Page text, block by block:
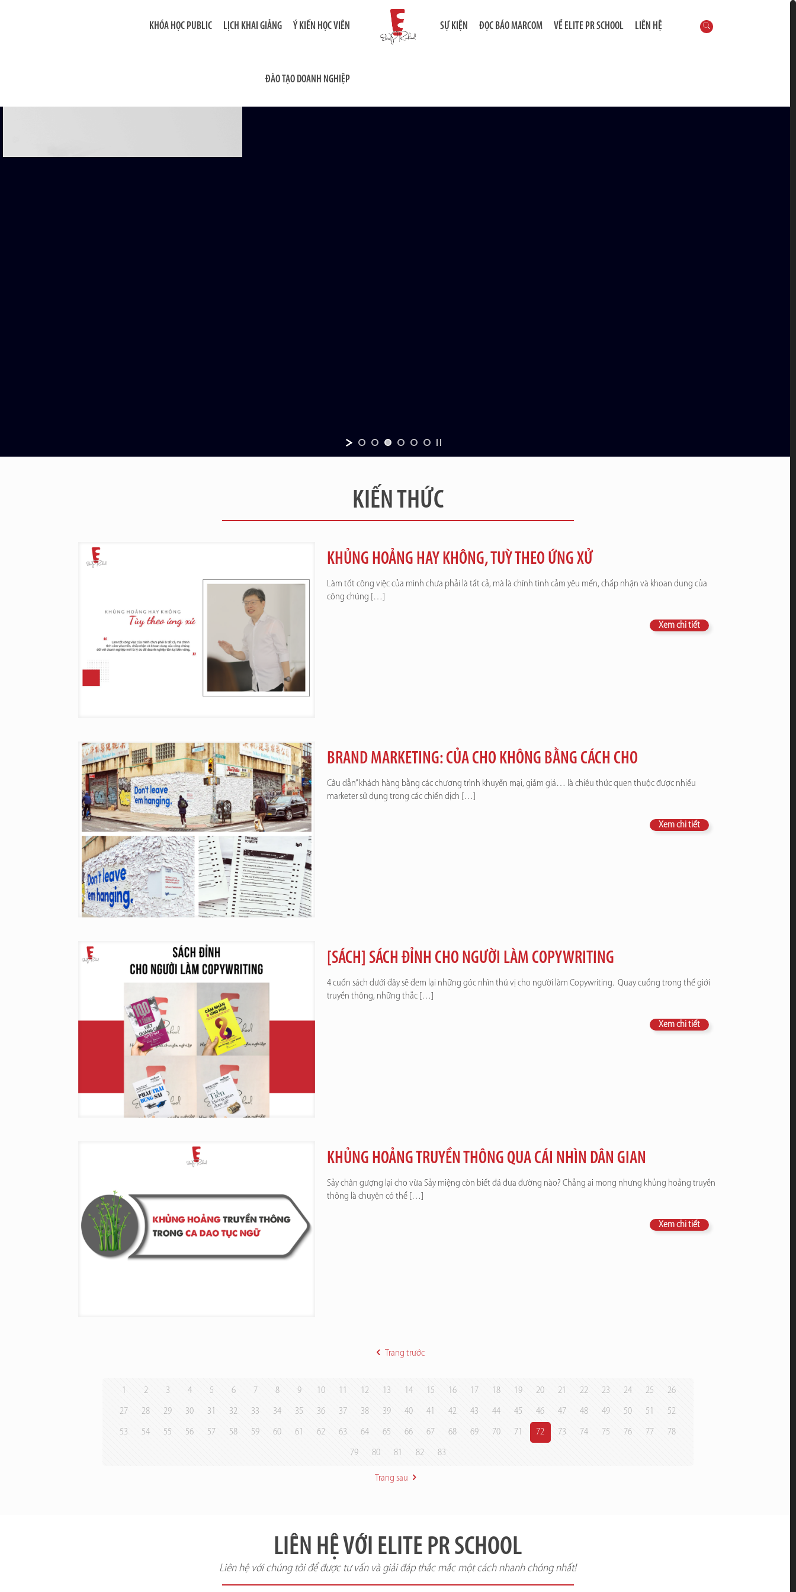
KHÓA HỌC PUBLIC LỊCH KHAI GIẢNG Ý KIẾN HỌC VIÊN
ĐÀO TẠO DOANH NGHIỆP
SỰ KIỆN ĐỌC BÁO MARCOM VỀ ELITE PR SCHOOL LIÊN HỆ
KIẾN THỨC
KHỦNG HOẢNG HAY KHÔNG, TUỲ THEO ỨNG XỬ
Làm tốt công việc của mình chưa phải là tất cả, mà là chính tình cảm yêu mến, chấp nhận và khoan dung của
công chúng […]
Xem chi tiết
BRAND MARKETING: CỦA CHO KHÔNG BẰNG CÁCH CHO
Câu dẫn” khách hàng bằng các chương trình khuyến mại, giảm giá… là chiêu thức quen thuộc được nhiều
marketer sử dụng trong các chiến dịch […]
Xem chi tiết
[SÁCH] SÁCH ĐỈNH CHO NGƯỜI LÀM COPYWRITING
4 cuốn sách dưới đây sẽ đem lại những góc nhìn thú vị cho người làm Copywriting. Quay cuồng trong thế giới
truyền thông, những thắc[…]
Xem chi tiết
KHỦNG HOẢNG TRUYỀN THÔNG QUA CÁI NHÌN DÂN GIAN
Sảy chân gượng lại cho vừa Sảy miệng còn biết đá đưa đường nào? Chẳng ai mong nhưng khủng hoảng truyền
thông là chuyện có thể[…]
Xem chi tiết
Trang trước
1 2 3 4 5 6 7 8 9 10 11 12 13 14 15 16 17 18 19 20 21 22 23 24 25 26
27 28 29 30 31 32 33 34 35 36 37 38 39 40 41 42 43 44 45 46 47 48 49 50 51 52
53 54 55 56 57 58 59 60 61 62 63 64 65 66 67 68 69 70 71 72 73 74 75 76 77 78
79 80 81 82 83
Trang sau
LIÊN HỆ VỚI ELITE PR SCHOOL
Liên hệ với chúng tôi để được tư vấn và giải đáp thắc mắc một cách nhanh chóng nhất!